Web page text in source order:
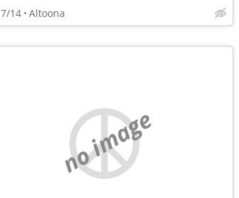
7/14 Altoona
no image